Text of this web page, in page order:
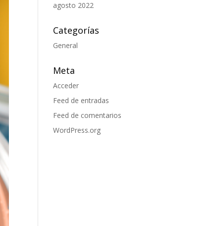
agosto 2022
Categorías
General
Meta
Acceder
Feed de entradas
Feed de comentarios
WordPress.org